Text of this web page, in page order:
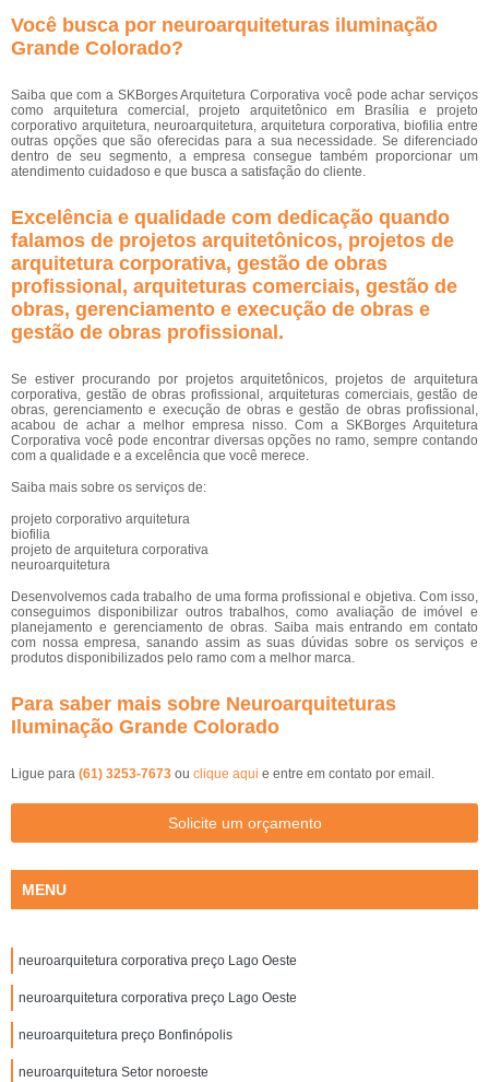
Você busca por neuroarquiteturas iluminação
Grande Colorado?
Saiba que com a SKBorges Arquitetura Corporativa você pode achar serviços
como arquitetura comercial, projeto arquitetônico em Brasília e projeto
corporativo arquitetura, neuroarquitetura, arquitetura corporativa, biofilia entre
outras opções que são oferecidas para a sua necessidade. Se diferenciado
dentro de seu segmento, a empresa consegue também proporcionar um
atendimento cuidadoso e que busca a satisfação do cliente.
Excelência e qualidade com dedicação quando
falamos de projetos arquitetônicos, projetos de
arquitetura corporativa, gestão de obras
profissional, arquiteturas comerciais, gestão de
obras, gerenciamento e execução de obras e
gestão de obras profissional.
Se estiver procurando por projetos arquitetônicos, projetos de arquitetura
corporativa, gestão de obras profissional, arquiteturas comerciais, gestão de
obras, gerenciamento e execução de obras e gestão de obras profissional,
acabou de achar a melhor empresa nisso. Com a SKBorges Arquitetura
Corporativa você pode encontrar diversas opções no ramo, sempre contando
com a qualidade e a excelência que você merece.
Saiba mais sobre os serviços de:
projeto corporativo arquitetura
biofilia
projeto de arquitetura corporativa
neuroarquitetura
Desenvolvemos cada trabalho de uma forma profissional e objetiva. Com isso,
conseguimos disponibilizar outros trabalhos, como avaliação de imóvel e
planejamento e gerenciamento de obras. Saiba mais entrando em contato
com nossa empresa, sanando assim as suas dúvidas sobre os serviços e
produtos disponibilizados pelo ramo com a melhor marca.
Para saber mais sobre Neuroarquiteturas
Iluminação Grande Colorado
Ligue para (61) 3253-7673 ou clique aqui e entre em contato por email.
Solicite um orçamento
MENU
neuroarquitetura corporativa preço Lago Oeste
neuroarquitetura corporativa preço Lago Oeste
neuroarquitetura preço Bonfinópolis
neuroarquitetura Setor noroeste